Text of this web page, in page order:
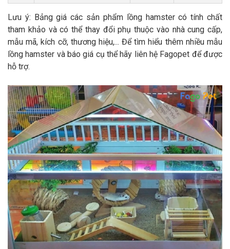
Lưu ý: Bảng giá các sản phẩm lồng hamster có tính chất
tham khảo và có thể thay đổi phụ thuộc vào nhà cung cấp,
mẫu mã, kích cỡ, thương hiệu,... Để tìm hiểu thêm nhiều mẫu
lồng hamster và báo giá cụ thể hãy liên hệ Fagopet để được
hỗ trợ.